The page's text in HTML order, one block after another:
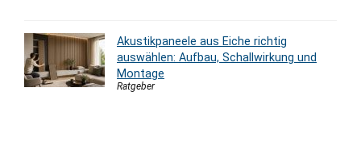
Akustikpaneele aus Eiche richtig
auswählen: Aufbau, Schallwirkung und
Montage
Ratgeber